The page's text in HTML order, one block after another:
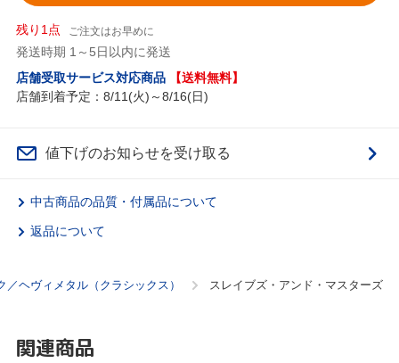
残り1点 ご注文はお早めに
発送時期 1～5日以内に発送
店舗受取サービス対応商品
【送料無料】
店舗到着予定：8/11(火)～8/16(日)
値下げのお知らせを受け取る
中古商品の品質・付属品について
返品について
／ヘヴィメタル（クラシックス） スレイブズ・アンド・マスターズ
関連商品